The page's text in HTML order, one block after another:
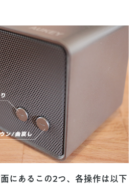
にあるこの2つ、各操作は以下